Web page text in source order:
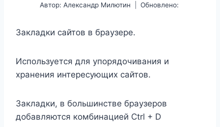
Автор: Александр Милютин Обновлено:
Закладки сайтов в браузере.
Иcпользуется для упорядочивания и
хранения интересующих сайтов.
Закладки, в большинстве браузеров
добавляются комбинацией Ctrl + D